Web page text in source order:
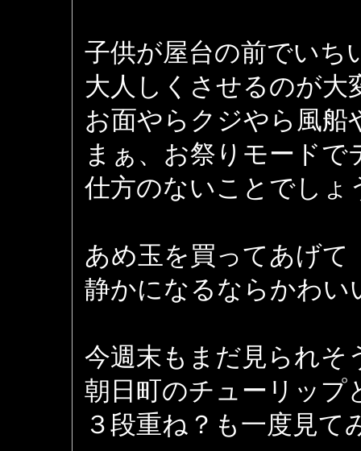
子供が屋台の前でいち
大人しくさせるのが大
お面やらクジやら風船
まぁ、お祭りモード
仕方のないことでしょ
あめ玉を買ってあげて
静かになるならかわい
今週末もまだ見られそ
朝日町のチューリップ
３段重ね？も一度見て